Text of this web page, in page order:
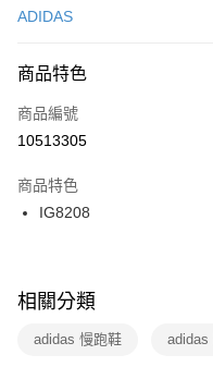
便利好安心！
３．安心：先確認商品／服務後
【「AFTEE先享後付」結帳流程
１．於結帳方式選擇「AFTEE
２．訂單成立數日內，您將收到
３．收到繳費通知簡訊後14天
ATM／網路銀行／等多元方式進
※ 交易是否成功請以「AFTEE
是否繳費成功／繳費後需取消欲
客戶支援中心」https://
運送方式
每筆NT$100，滿NT$1,500(
宅配
每筆NT$100，滿NT$1,500(
付款後門市自取
每筆NT$100，滿NT$1,500(
ADIDAS
商品特色
商品編號
10513305
商品特色
IG8208
相關分類
adidas 慢跑鞋 adidas